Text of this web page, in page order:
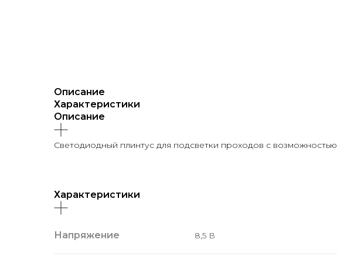
Описание
Характеристики
Описание
Светодиодный плинтус для подсветки проходов с
Характеристики
Напряжение 8,5 В